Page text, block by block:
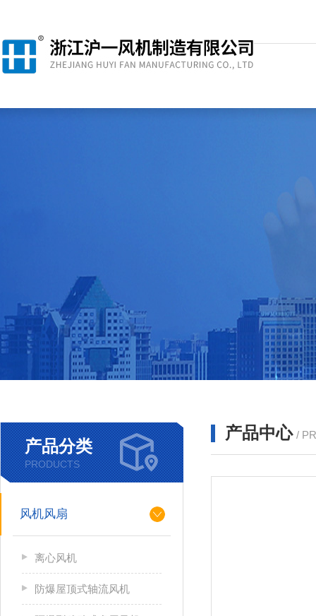
产品分类
PRODUCTS
风机风扇
离心风机
防爆屋顶式轴流风机
产品中心 /